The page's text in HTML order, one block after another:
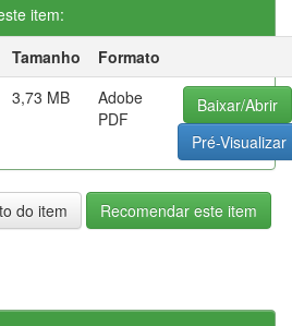
item:
Tamanho
Formato
3,73 MB
Adobe
PDF
Baixar/Abrir
Pré-Visualizar
do item
Recomendar este item